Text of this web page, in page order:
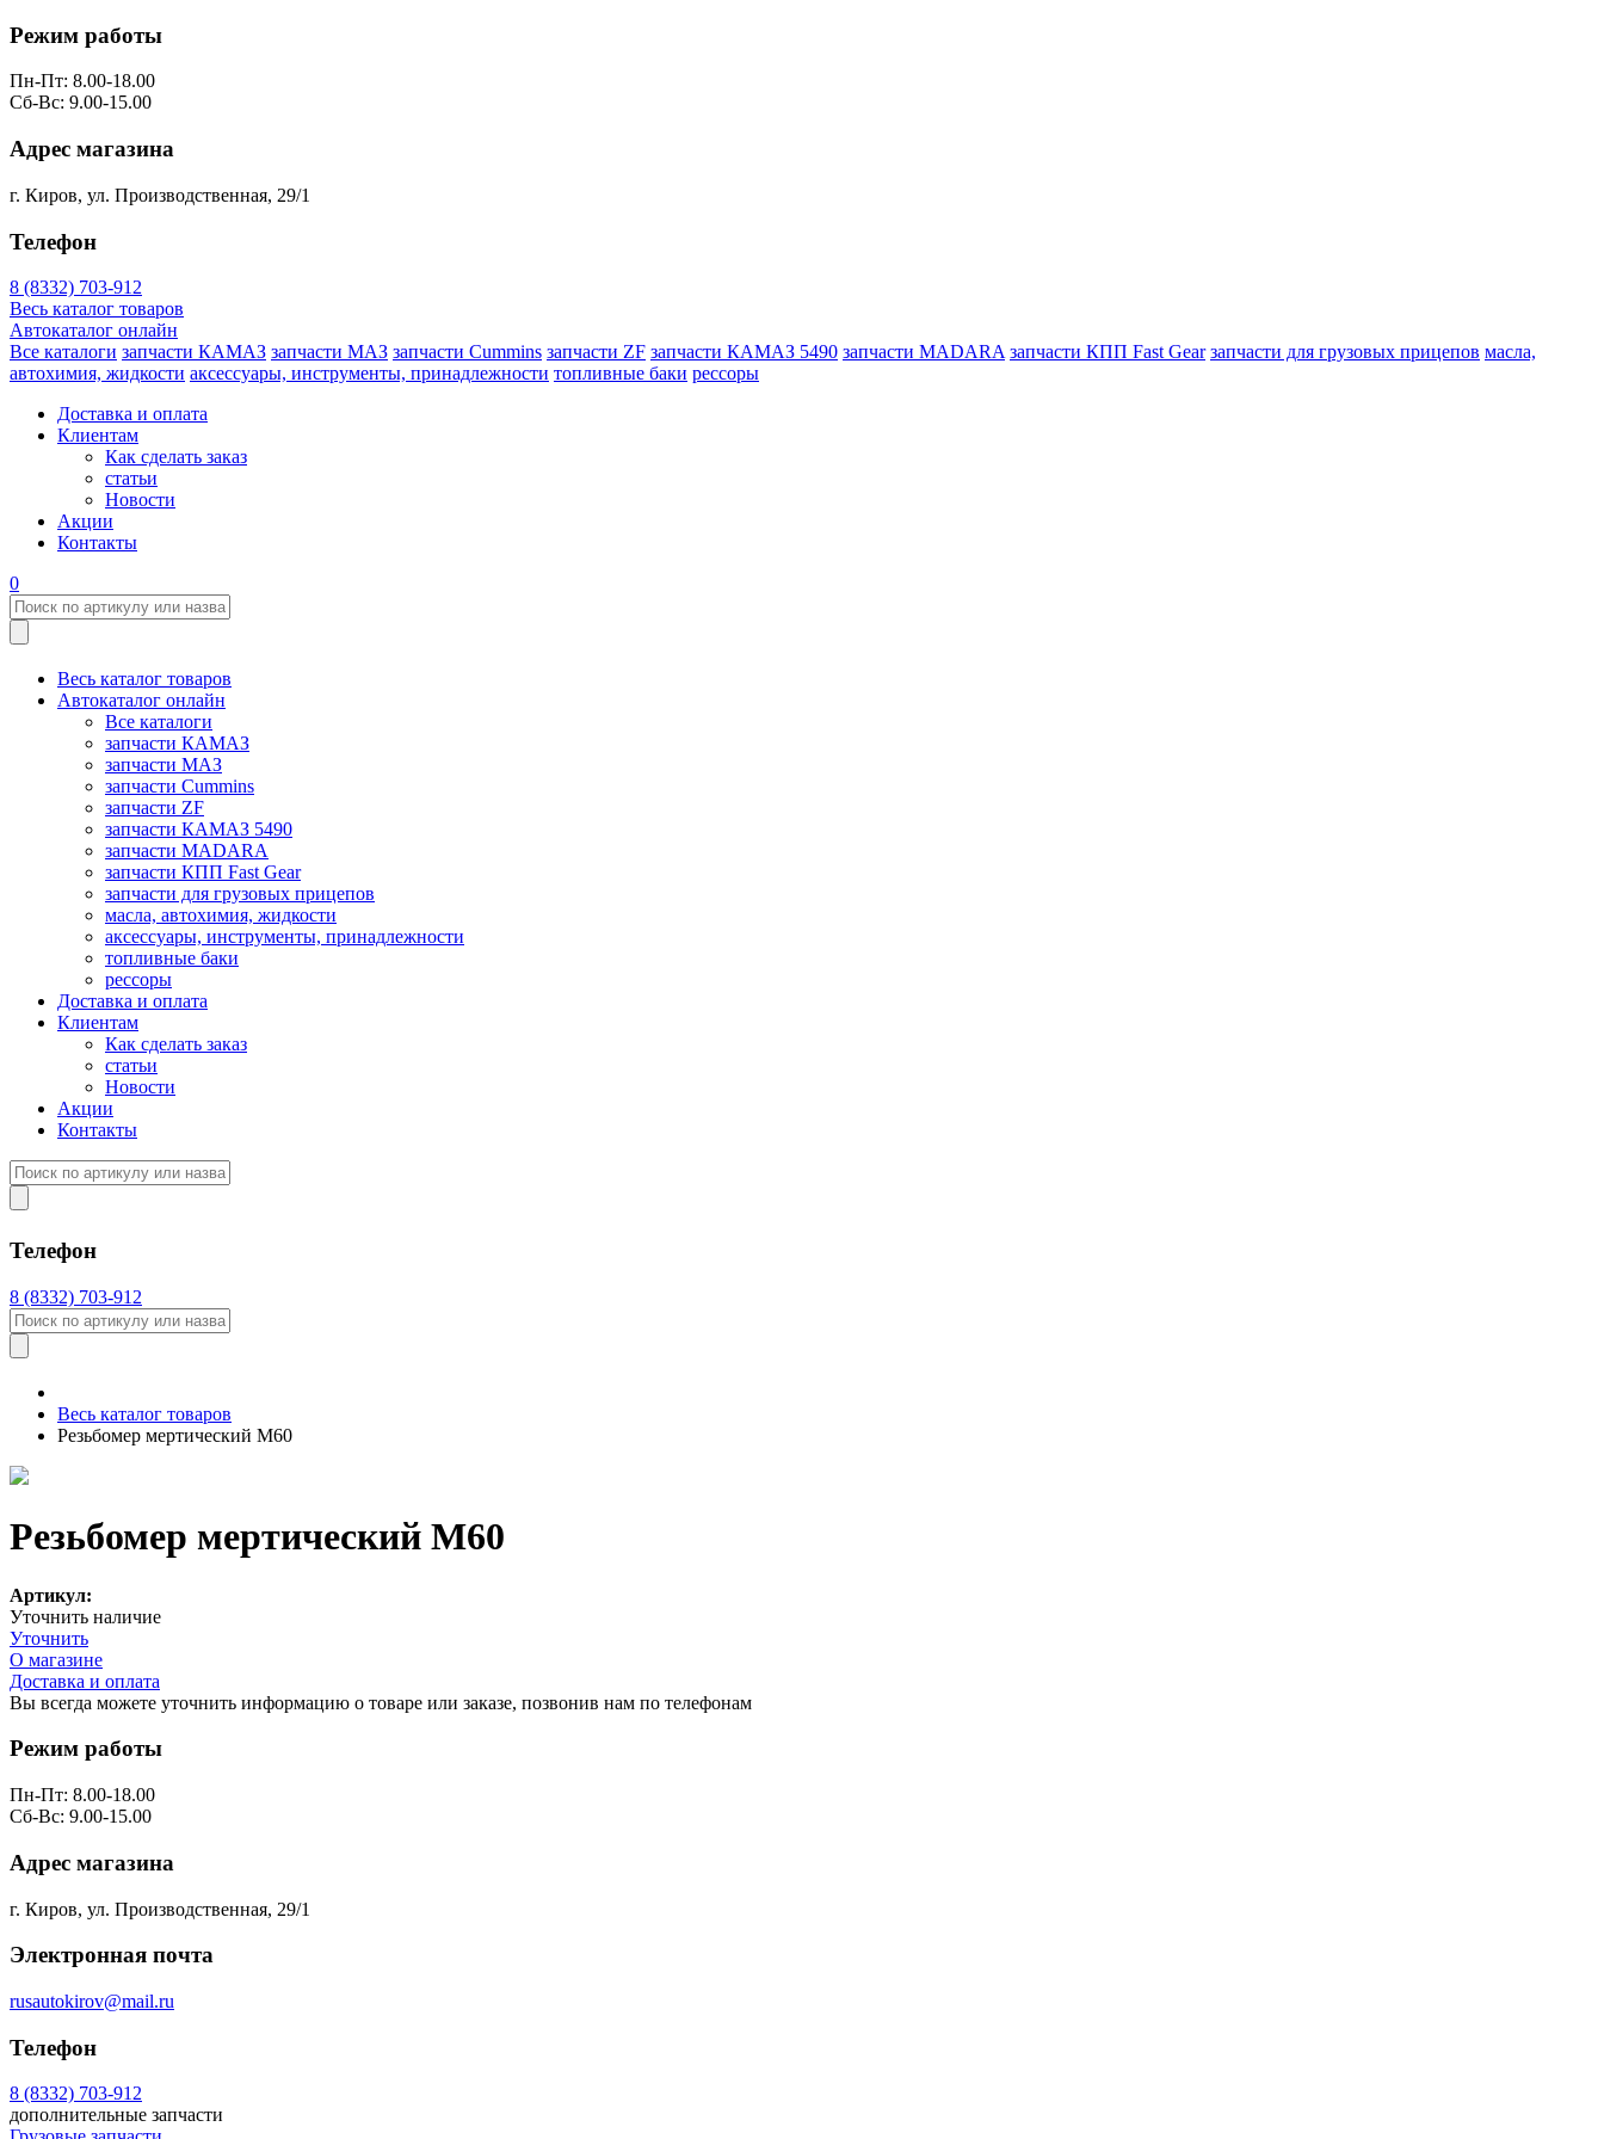
Режим работы
Пн-Пт: 8.00-18.00
Сб-Вс: 9.00-15.00
Адрес магазина
г. Киров, ул. Производственная, 29/1
Телефон
8 (8332) 703-912
Весь каталог товаров
Автокаталог онлайн
Все каталоги запчасти КАМАЗ запчасти МАЗ запчасти Cummins запчасти ZF запчасти КАМАЗ 5490 запчасти MADARA запчасти КПП Fast Gear запчасти для грузовых прицепов масла,
автохимия, жидкости аксессуары, инструменты, принадлежности топливные баки рессоры
Доставка и оплата
Клиентам
Как сделать заказ
статьи
Новости
Акции
Контакты
0
Весь каталог товаров
Автокаталог онлайн
Все каталоги
запчасти КАМАЗ
запчасти МАЗ
запчасти Cummins
запчасти ZF
запчасти КАМАЗ 5490
запчасти MADARA
запчасти КПП Fast Gear
запчасти для грузовых прицепов
масла, автохимия, жидкости
аксессуары, инструменты, принадлежности
топливные баки
рессоры
Доставка и оплата
Клиентам
Как сделать заказ
статьи
Новости
Акции
Контакты
Телефон
8 (8332) 703-912
Весь каталог товаров
Резьбомер мертический М60
Резьбомер мертический М60
Артикул:
Уточнить наличие
Уточнить
О магазине
Доставка и оплата
Вы всегда можете уточнить информацию о товаре или заказе, позвонив нам по телефонам
Режим работы
Пн-Пт: 8.00-18.00
Сб-Вс: 9.00-15.00
Адрес магазина
г. Киров, ул. Производственная, 29/1
Электронная почта
rusautokirov@mail.ru
Телефон
8 (8332) 703-912
дополнительные запчасти